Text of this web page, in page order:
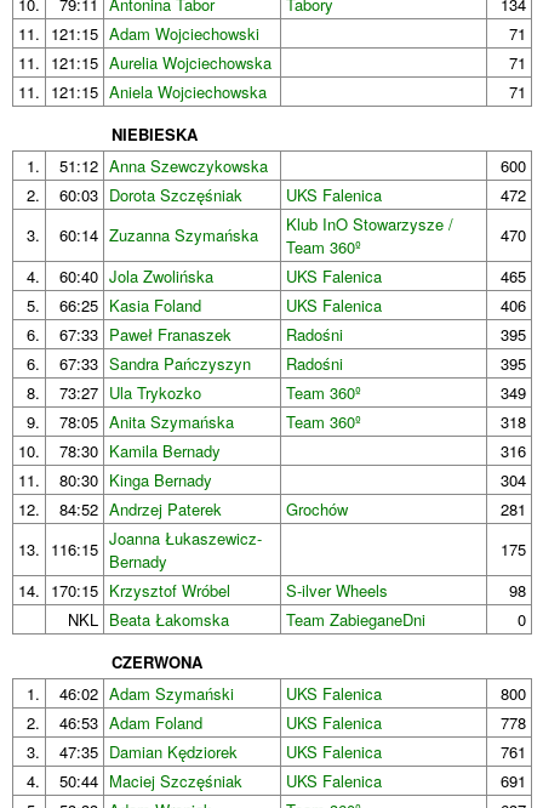
10.
79:11 Antonina Tabor Tabory
134
11. 121:15 Adam Wojciechowski
71
11. 121:15 Aurelia Wojciechowska
71
11. 121:15 Aniela Wojciechowska
71
NIEBIESKA
1.
51:12 Anna Szewczykowska
600
2.
60:03 Dorota Szczęśniak UKS Falenica
472
3.
60:14 Zuzanna Szymańska
Klub InO Stowarzysze /
Team 360º
470
4.
60:40 Jola Zwolińska UKS Falenica
465
5.
66:25 Kasia Foland UKS Falenica
406
6.
67:33 Paweł Franaszek Radośni
395
6.
67:33 Sandra Pańczyszyn Radośni
395
8.
73:27 Ula Trykozko Team 360º
349
9.
78:05 Anita Szymańska Team 360º
318
10.
78:30 Kamila Bernady
316
11.
80:30 Kinga Bernady
304
12.
84:52 Andrzej Paterek Grochów
281
13. 116:15 Joanna Łukaszewicz-
Bernady
175
14. 170:15 Krzysztof Wróbel S-ilver Wheels
98
NKL Beata Łakomska Team ZabieganeDni
0
CZERWONA
1.
46:02 Adam Szymański UKS Falenica
800
2.
46:53 Adam Foland UKS Falenica
778
3.
47:35 Damian Kędziorek UKS Falenica
761
4.
50:44 Maciej Szczęśniak UKS Falenica
691